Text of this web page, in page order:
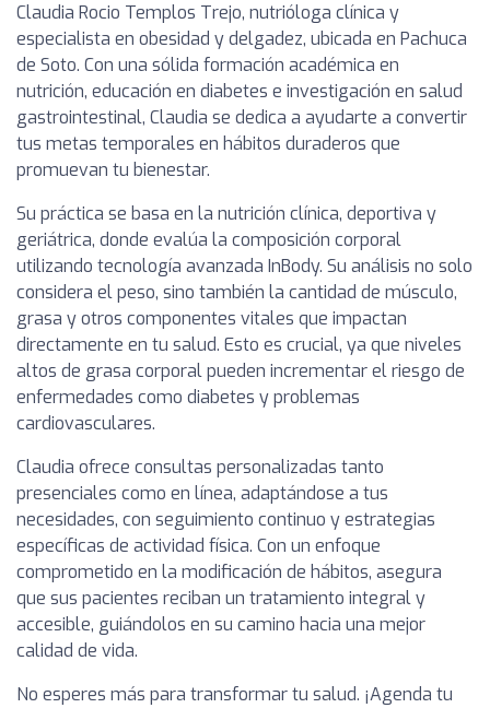
Claudia Rocio Templos Trejo, nutrióloga clínica y
especialista en obesidad y delgadez, ubicada en Pachuca
de Soto. Con una sólida formación académica en
nutrición, educación en diabetes e investigación en salud
gastrointestinal, Claudia se dedica a ayudarte a convertir
tus metas temporales en hábitos duraderos que
promuevan tu bienestar.
Su práctica se basa en la nutrición clínica, deportiva y
geriátrica, donde evalúa la composición corporal
utilizando tecnología avanzada InBody. Su análisis no solo
considera el peso, sino también la cantidad de músculo,
grasa y otros componentes vitales que impactan
directamente en tu salud. Esto es crucial, ya que niveles
altos de grasa corporal pueden incrementar el riesgo de
enfermedades como diabetes y problemas
cardiovasculares.
Claudia ofrece consultas personalizadas tanto
presenciales como en línea, adaptándose a tus
necesidades, con seguimiento continuo y estrategias
específicas de actividad física. Con un enfoque
comprometido en la modificación de hábitos, asegura
que sus pacientes reciban un tratamiento integral y
accesible, guiándolos en su camino hacia una mejor
calidad de vida.
No esperes más para transformar tu salud. ¡Agenda tu